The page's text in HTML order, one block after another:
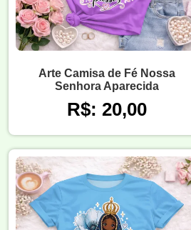
Arte Camisa de Fé Nossa
Senhora Aparecida
R$: 20,00